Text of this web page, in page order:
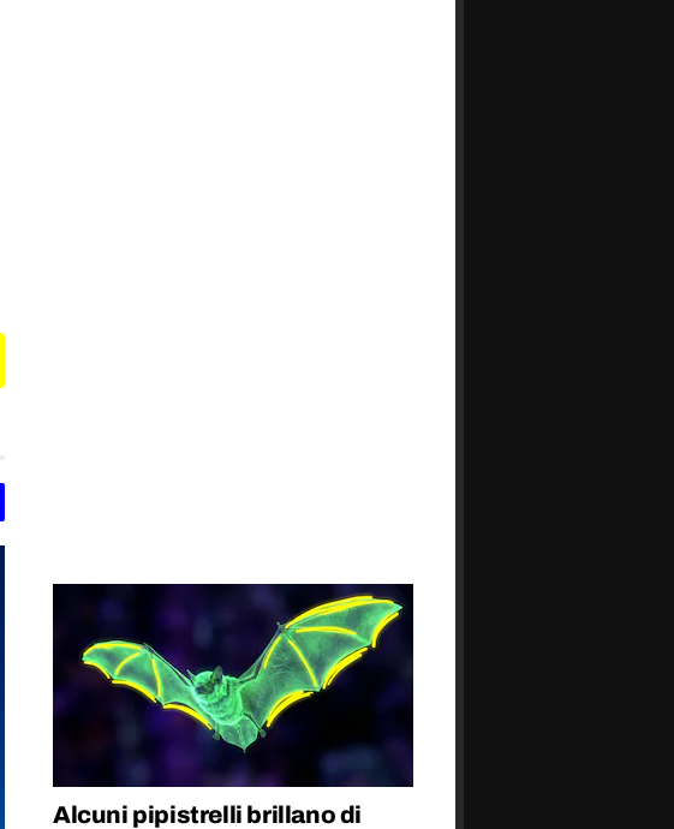
Alcuni pipistrelli brillano di